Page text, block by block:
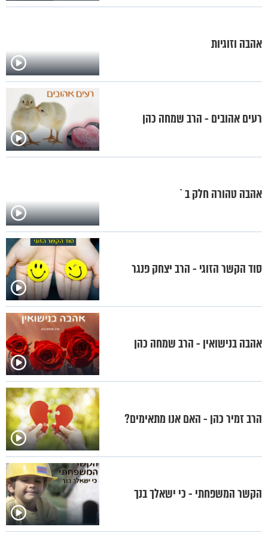
אהבה וזוגיות
רעים אהובים - הרב שמחה כהן
אהבה טהורה חלק ב`
סוד הקשר הזוגי - הרב יצחק פנגר
אהבה בנישואין - הרב שמחה כהן
הרב זמיר כהן - האם אנו מתאימים?
הקשר המשפחתי - כי ישאלך בנך